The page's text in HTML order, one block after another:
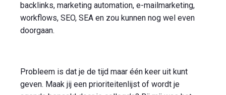
backlinks, marketing automation, e-mailmarketing,
workflows, SEO, SEA en zou kunnen nog wel even
doorgaan.
Probleem is dat je de tijd maar één keer uit kunt
geven. Maak jij een prioriteitenlijst of wordt je